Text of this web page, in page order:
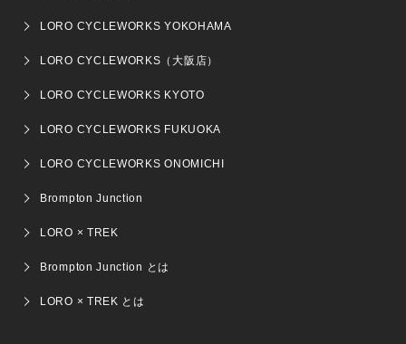
LORO CYCLEWORKS YOKOHAMA
LORO CYCLEWORKS（大阪店）
LORO CYCLEWORKS KYOTO
LORO CYCLEWORKS FUKUOKA
LORO CYCLEWORKS ONOMICHI
Brompton Junction
LORO × TREK
Brompton Junction とは
LORO × TREK とは